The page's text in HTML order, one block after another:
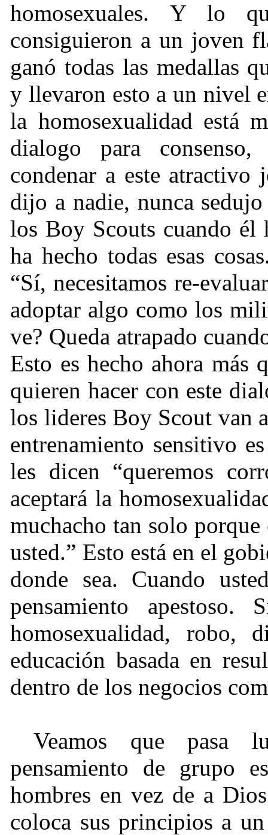
homosexuales. Y lo
consiguieron a un joven
ganó todas las medallas
y llevaron esto a un nivel
la homosexualidad está
dialogo para
condenar a este atractivo
dijo a nadie, nunca
los Boy Scouts cuando él
ha hecho todas esas
“Sí, necesitamos re-
adoptar algo como los
ve? Queda atrapado
Esto es hecho ahora más
quieren hacer con este
los lideres Boy Scout van
entrenamiento sensitivo
les dicen “queremos
aceptará la
muchacho tan solo
usted.” Esto está en el
donde sea. Cuando
pensamiento
homosexualidad, robo,
educación basada en
dentro de los negocios
Veamos que pasa
pensamiento de grupo
hombres en vez de a
coloca sus principios a